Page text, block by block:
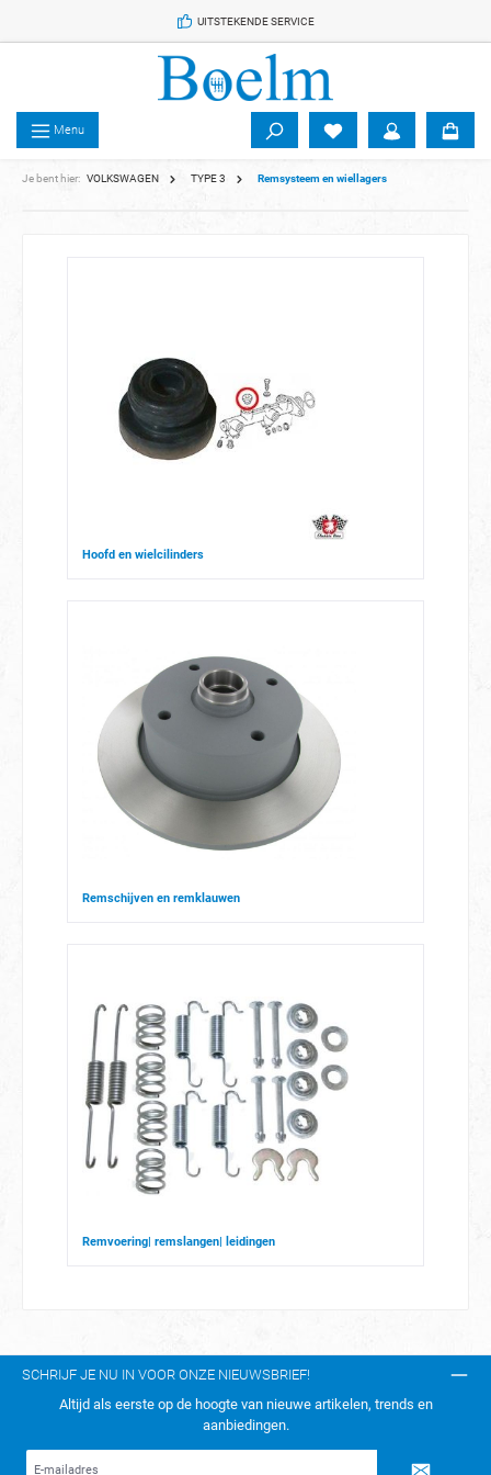
UITSTEKENDE SERVICE
Menu
Je bent hier: VOLKSWAGEN TYPE 3 Remsysteem en wiellagers
Hoofd en wielcilinders
Remschijven en remklauwen
Remvoering| remslangen| leidingen
SCHRIJF JE NU IN VOOR ONZE NIEUWSBRIEF!
Altijd als eerste op de hoogte van nieuwe artikelen, trends en
aanbiedingen.